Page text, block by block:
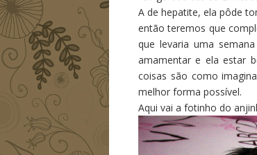
A de hepatite, ela pôde
então teremos que
que levaria uma
amamentar e ela estar
coisas são como
melhor forma possível.
Aqui vai a fotinho do